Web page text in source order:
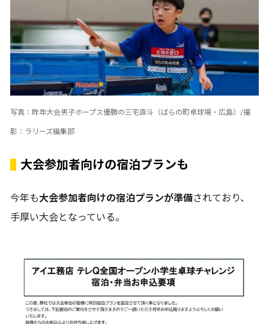
写真：昨年大会男子ホープス優勝の三宅直斗（ばらの町卓球場・広島）/撮
影：ラリーズ編集部
大会参加者向けの宿泊プランも
今年も大会参加者向けの宿泊プランが準備されており、
手厚い大会となっている。